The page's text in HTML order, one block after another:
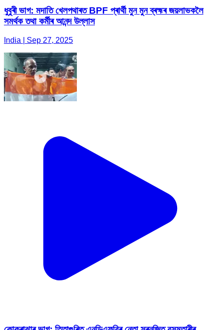
ধুবুৰী ভাগ: মদাতি খেলপথাৰত BPF প্ৰাৰ্থী মুন মুন ব্ৰহ্মৰ জয়লাভকলৈ
সমৰ্থক তথা কৰ্মীৰ আনন্দ উল্লাস
India | Sep 27, 2025